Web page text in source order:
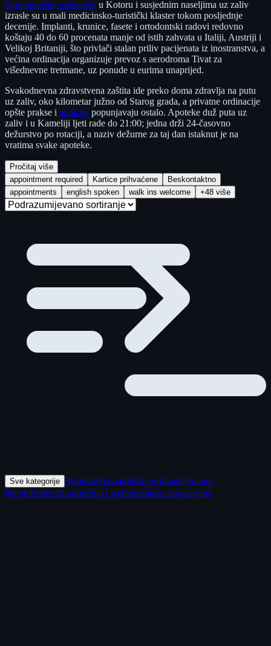
Stomatološke ordinacije u Kotoru i susjednim naseljima uz zaliv
izrasle su u mali medicinsko-turistički klaster tokom posljednje
decenije. Implanti, krunice, fasete i ortodontski radovi redovno
koštaju 40 do 60 procenata manje od istih zahvata u Italiji, Austriji i
Velikoj Britaniji, što privlači stalan priliv pacijenata iz inostranstva, a
većina ordinacija organizuje prevoz s aerodroma Tivat za
višednevne tretmane, uz ponude u eurima unaprijed.
Svakodnevna zdravstvena zaštita ide preko doma zdravlja na putu
uz zaliv, oko kilometar južno od Starog grada, a privatne ordinacije
opšte prakse i apoteke popunjavaju ostalo. Apoteke duž puta uz
zaliv i u Kameliji ljeti rade do 21:00; jedna drži 24-časovno
dežurstvo po rotaciji, a naziv dežurne za taj dan istaknut je na
vratima svake apoteke.
Pročitaj više
appointment required
Kartice prihvaćene
Beskontaktno
appointments
english spoken walk ins welcome +48 više
Sve kategorije ApotekeStomatološke ordinacijeSaloni
ljepoteFrizerski saloniSpa i wellnesstattoo shopsGyms